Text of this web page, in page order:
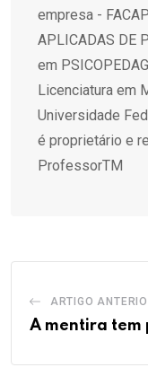
empresa -
APLICADAS DE
em
Licenciatura em
Universidade
é proprietário e
ProfessorTM
ARTIGO
A mentira tem